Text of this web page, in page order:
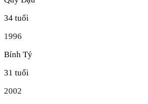
34 tuổi
1996
Bính Tý
31 tuổi
2002